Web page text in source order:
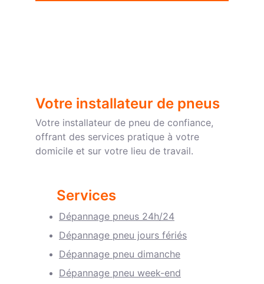
Votre installateur de pneus
Services
Dépannage pneus 24h/24
Dépannage pneu jours fériés
Dépannage pneu dimanche
Dépannage pneu week-end
Votre installateur de pneu de confiance,
offrant des services pratique à votre
domicile et sur votre lieu de travail.